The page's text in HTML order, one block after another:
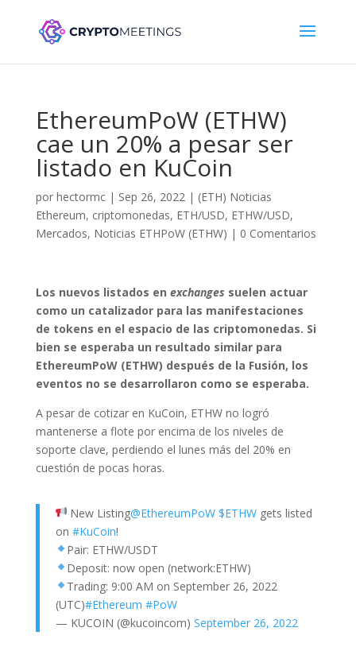
EthereumPoW (ETHW)
cae un 20% a pesar ser
listado en KuCoin
por hectormc| Sep 26, 2022| (ETH) Noticias
Ethereum, criptomonedas, ETH/USD, ETHW/USD,
Mercados, Noticias ETHPoW (ETHW) | 0 Comentarios
Los nuevos listados en exchanges suelen actuar
como un catalizador para las manifestaciones
de tokens en el espacio de las criptomonedas. Si
bien se esperaba un resultado similar para
EthereumPoW (ETHW) después de la Fusión, los
eventos no se desarrollaron como se esperaba.
A pesar de cotizar en KuCoin, ETHW no logró
mantenerse a flote por encima de los niveles de
soporte clave, perdiendo el lunes más del 20% en
cuestión de pocas horas.
New Listing@EthereumPoW $ETHWgets listed
on #KuCoin!
Pair: ETHW/USDT
Deposit: now open (network:ETHW)
Trading: 9:00 AM on September 26, 2022
(UTC)#Ethereum #PoW
— KUCOIN (@kucoincom) September 26, 2022